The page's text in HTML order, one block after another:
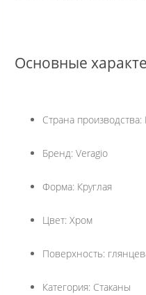
Основные
Страна производства:
Бренд: Veragio
Форма: Круглая
Цвет: Хром
Поверхность:
Категория: Стаканы